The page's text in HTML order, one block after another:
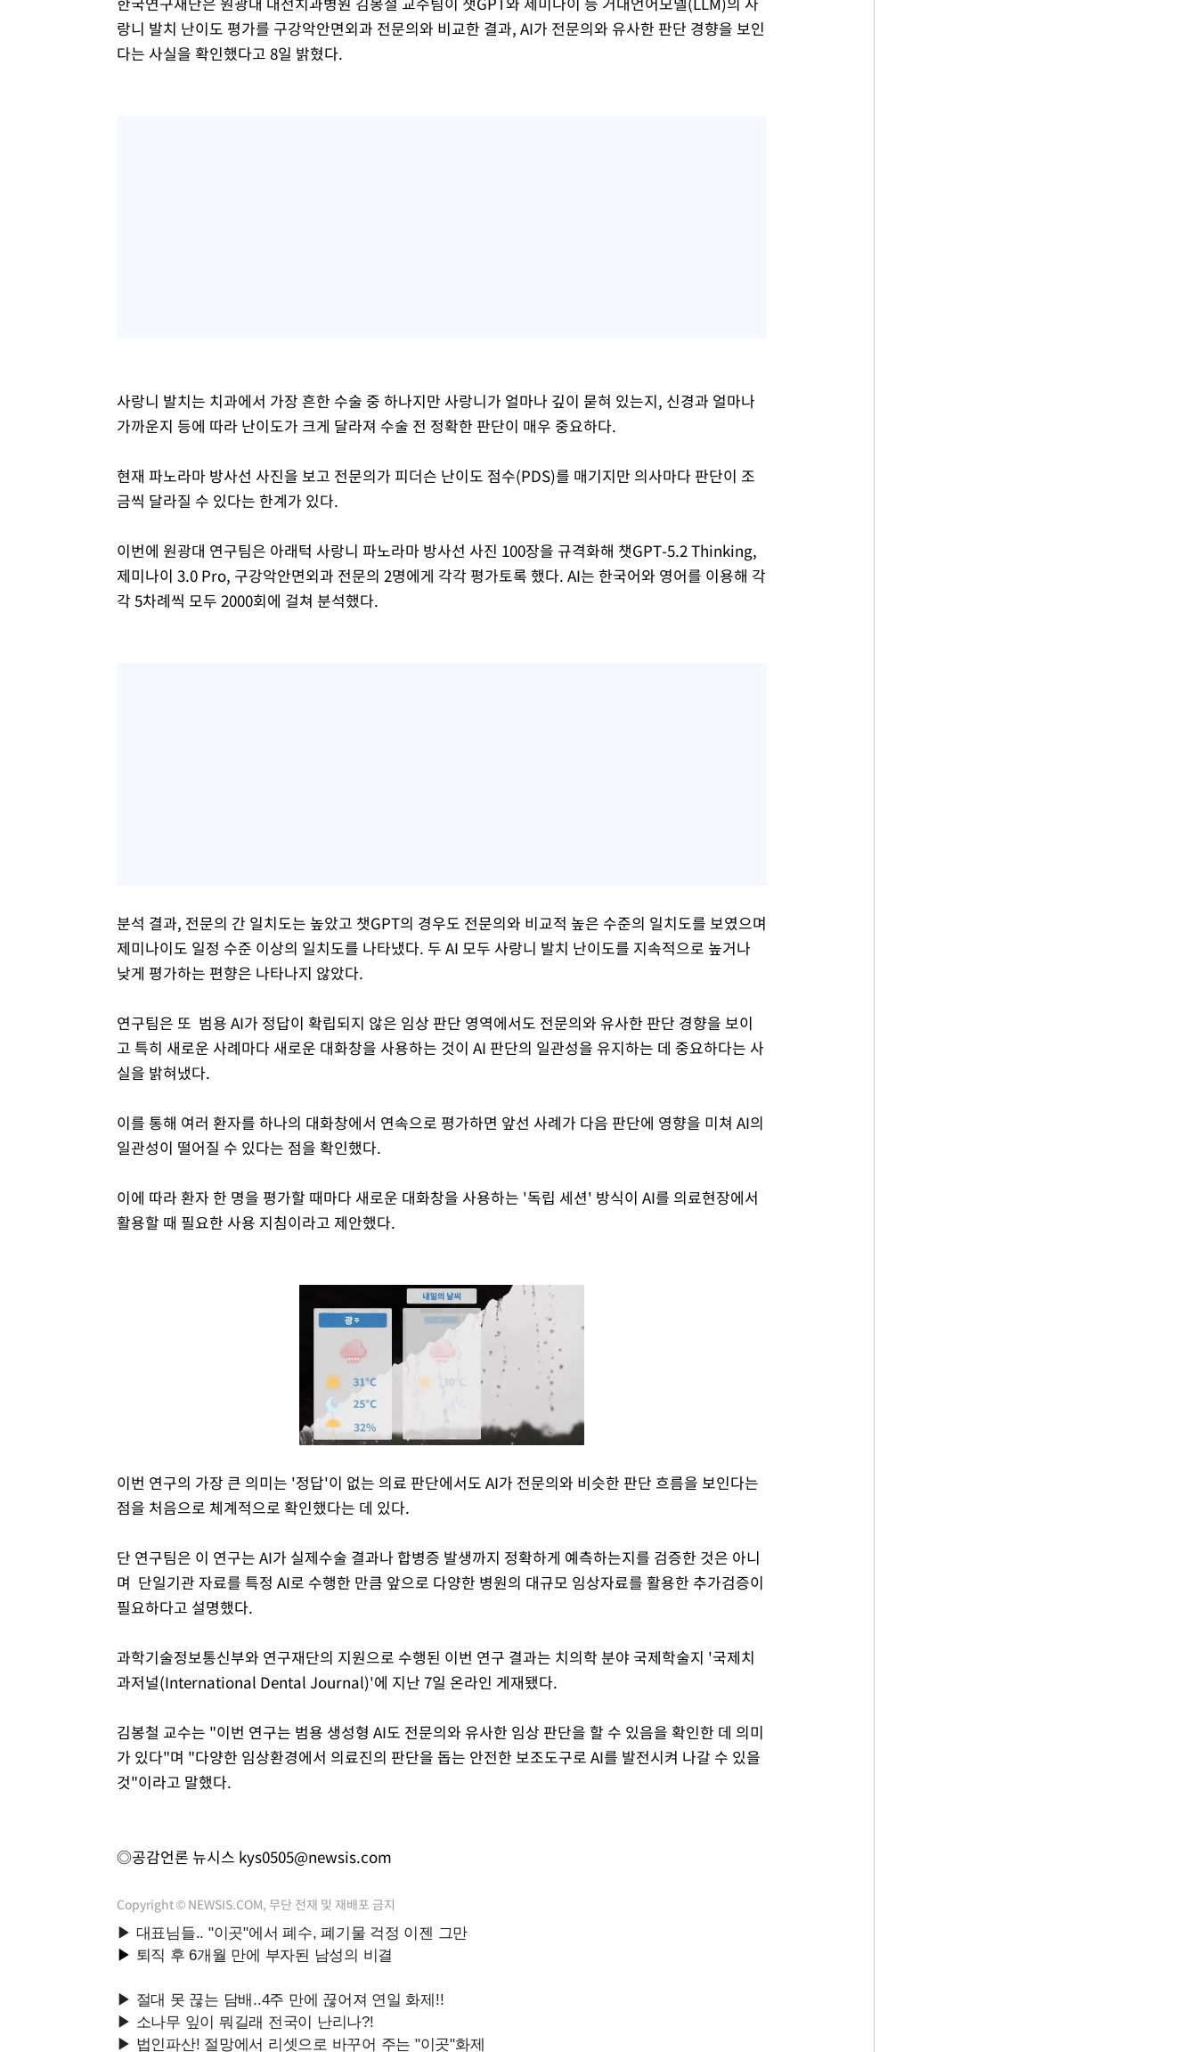
랑니 발치 난이도 평가를 구강악안면외과 전문의와 비교한 결과, AI가 전문의와 유사한 판단 경향을 보인
다는 사실을 확인했다고 8일 밝혔다.
사랑니 발치는 치과에서 가장 흔한 수술 중 하나지만 사랑니가 얼마나 깊이 묻혀 있는지, 신경과 얼마나
가까운지 등에 따라 난이도가 크게 달라져 수술 전 정확한 판단이 매우 중요하다.
현재 파노라마 방사선 사진을 보고 전문의가 피더슨 난이도 점수(PDS)를 매기지만 의사마다 판단이 조
금씩 달라질 수 있다는 한계가 있다.
이번에 원광대 연구팀은 아래턱 사랑니 파노라마 방사선 사진 100장을 규격화해 챗GPT-5.2 Thinking,
제미나이 3.0 Pro, 구강악안면외과 전문의 2명에게 각각 평가토록 했다. AI는 한국어와 영어를 이용해 각
각 5차례씩 모두 2000회에 걸쳐 분석했다.
분석 결과, 전문의 간 일치도는 높았고 챗GPT의 경우도 전문의와 비교적 높은 수준의 일치도를 보였으며
제미나이도 일정 수준 이상의 일치도를 나타냈다. 두 AI 모두 사랑니 발치 난이도를 지속적으로 높거나
낮게 평가하는 편향은 나타나지 않았다.
연구팀은 또 범용 AI가 정답이 확립되지 않은 임상 판단 영역에서도 전문의와 유사한 판단 경향을 보이
고 특히 새로운 사례마다 새로운 대화창을 사용하는 것이 AI 판단의 일관성을 유지하는 데 중요하다는 사
실을 밝혀냈다.
이를 통해 여러 환자를 하나의 대화창에서 연속으로 평가하면 앞선 사례가 다음 판단에 영향을 미쳐 AI의
일관성이 떨어질 수 있다는 점을 확인했다.
이에 따라 환자 한 명을 평가할 때마다 새로운 대화창을 사용하는 '독립 세션' 방식이 AI를 의료현장에서
활용할 때 필요한 사용 지침이라고 제안했다.
이번 연구의 가장 큰 의미는 '정답'이 없는 의료 판단에서도 AI가 전문의와 비슷한 판단 흐름을 보인다는
점을 처음으로 체계적으로 확인했다는 데 있다.
단 연구팀은 이 연구는 AI가 실제수술 결과나 합병증 발생까지 정확하게 예측하는지를 검증한 것은 아니
며 단일기관 자료를 특정 AI로 수행한 만큼 앞으로 다양한 병원의 대규모 임상자료를 활용한 추가검증이
필요하다고 설명했다.
과학기술정보통신부와 연구재단의 지원으로 수행된 이번 연구 결과는 치의학 분야 국제학술지 '국제치
과저널(International Dental Journal)'에 지난 7일 온라인 게재됐다.
김봉철 교수는 "이번 연구는 범용 생성형 AI도 전문의와 유사한 임상 판단을 할 수 있음을 확인한 데 의미
가 있다"며 "다양한 임상환경에서 의료진의 판단을 돕는 안전한 보조도구로 AI를 발전시켜 나갈 수 있을
것"이라고 말했다.
◎공감언론 뉴시스 kys0505@newsis.com
Copyright © NEWSIS.COM, 무단 전재 및 재배포 금지